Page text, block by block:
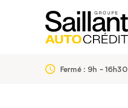
Fermé : 9h - 16h30